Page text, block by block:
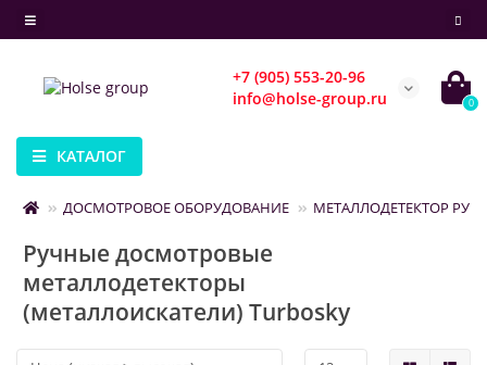
+7 (905) 553-20-96
info@holse-group.ru
0
КАТАЛОГ
ДОСМОТРОВОЕ ОБОРУДОВАНИЕ МЕТАЛЛОДЕТЕКТОР
Ручные досмотровые
металлодетекторы
(металлоискатели) Turbosky